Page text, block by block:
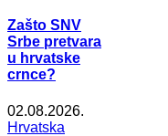
Zašto SNV
Srbe pretvara
u hrvatske
crnce?
02.08.2026.
Hrvatska